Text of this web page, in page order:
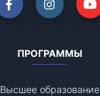
ПРОГРАММЫ
Высшее образование